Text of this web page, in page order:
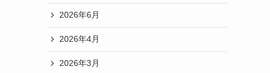
2026年6月
2026年4月
2026年3月